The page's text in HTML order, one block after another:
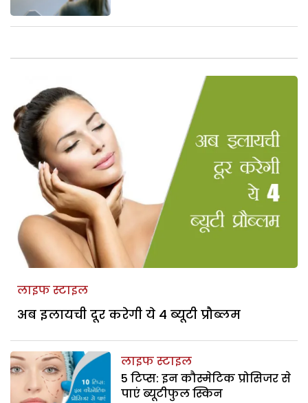
लाइफ स्टाइल
अब इलायची दूर करेगी ये 4 ब्यूटी प्रौब्लम
लाइफ स्टाइल
5 टिप्स: इन कौस्मेटिक प्रोसिजर से
पाएं ब्यूटीफुल स्किन